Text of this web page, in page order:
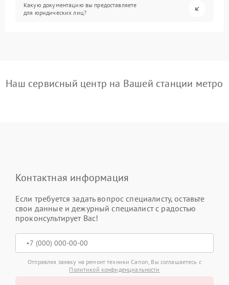
Какую документацию вы предоставляете
для юридических лиц?
Наш сервисный центр на Вашей станции метро
Контактная информация
Если требуется задать вопрос специалисту, оставьте
свои данные и дежурный специалист с радостью
проконсультирует Вас!
Отправляя заявку на ремонт техники Canon, Вы соглашаетесь с
Политикой конфиденциальности